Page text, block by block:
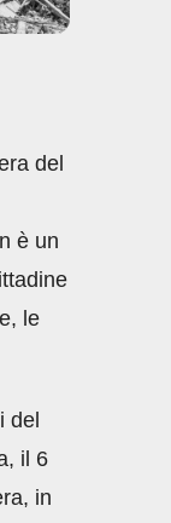
del
è un
le
del
il 6
in